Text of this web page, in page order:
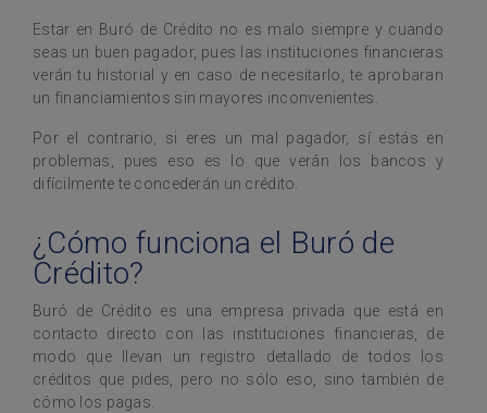
Estar en Buró de Crédito no es malo siempre y cuando
seas un buen pagador, pues las instituciones financieras
verán tu historial y en caso de necesitarlo, te aprobaran
un financiamientos sin mayores inconvenientes.
Por el contrario, si eres un mal pagador, sí estás en
problemas, pues eso es lo que verán los bancos y
difícilmente te concederán un crédito.
¿Cómo funciona el Buró de
Crédito?
Buró de Crédito es una empresa privada que está en
contacto directo con las instituciones financieras, de
modo que llevan un registro detallado de todos los
créditos que pides, pero no sólo eso, sino también de
cómo los pagas.